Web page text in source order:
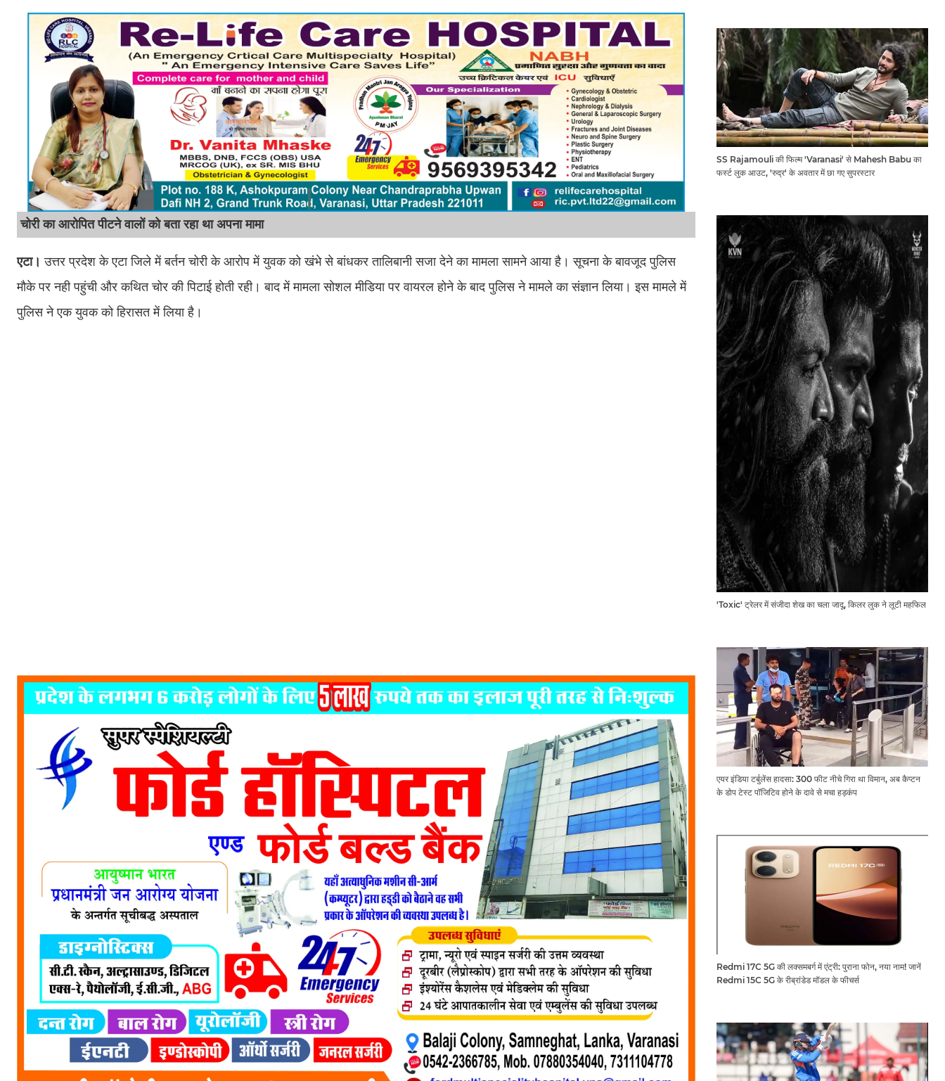
चोरी का आरोपित पीटने वालों को बता रहा था अपना मामा
एटा।उत्तर प्रदेश के एटा जिले में बर्तन चोरी के आरोप में युवक को खंभे से बांधकर तालिबानी सजा देने का मामला सामने आया है। सूचना के बावजूद पुलिस
मौके पर नही पहुंची और कथित चोर की पिटाई होती रही। बाद में मामला सोशल मीडिया पर वायरल होने के बाद पुलिस ने मामले का संज्ञान लिया। इस मामले में
पुलिस ने एक युवक को हिरासत में लिया है।
SS Rajamouli की फिल्म 'Varanasi' से Mahesh Babu का
फर्स्ट लुक आउट, 'रुद्र' के अवतार में छा गए सुपरस्टार
'Toxic' ट्रेलर में संजीदा शेख का चला जादू, किलर लुक ने लूटी महफिल
एयर इंडिया टर्बुलेंस हादसा: 300 फीट नीचे गिरा था विमान, अब कैप्टन
के डोप टेस्ट पॉजिटिव होने के दावे से मचा हड़कंप
Redmi 17C 5G की लक्समबर्ग में एंट्री: पुराना फोन, नया नाम! जानें
Redmi 15C 5G के रीब्रांडेड मॉडल के फीचर्स